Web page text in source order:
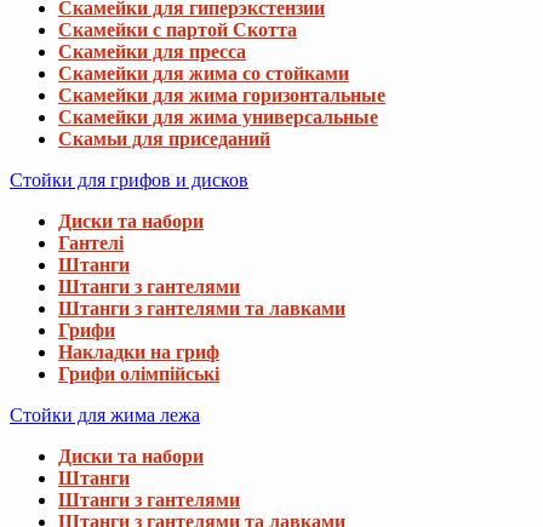
Скамейки для гиперэкстензии
Скамейки с партой Скотта
Скамейки для пресса
Скамейки для жима со стойками
Скамейки для жима горизонтальные
Скамейки для жима универсальные
Скамьи для приседаний
Стойки для грифов и дисков
Диски та набори
Гантелі
Штанги
Штанги з гантелями
Штанги з гантелями та лавками
Грифи
Накладки на гриф
Грифи олімпійські
Стойки для жима лежа
Диски та набори
Штанги
Штанги з гантелями
Штанги з гантелями та лавками